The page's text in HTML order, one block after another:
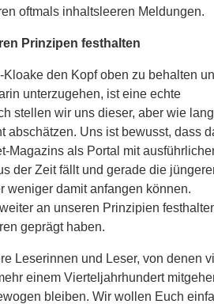
oftmals inhaltsleeren Meldungen.
Prinzipen festhalten
Kloake den Kopf oben zu behalten
unterzugehen, ist eine echte
stellen wir uns dieser, aber wie
abschätzen. Uns ist bewusst, dass
Magazins als Portal mit
der Zeit fällt und gerade die
weniger damit anfangen können.
an unseren Prinzipien
geprägt haben.
Leserinnen und Leser, von denen
einem Vierteljahrhundert
bleiben. Wir wollen Euch